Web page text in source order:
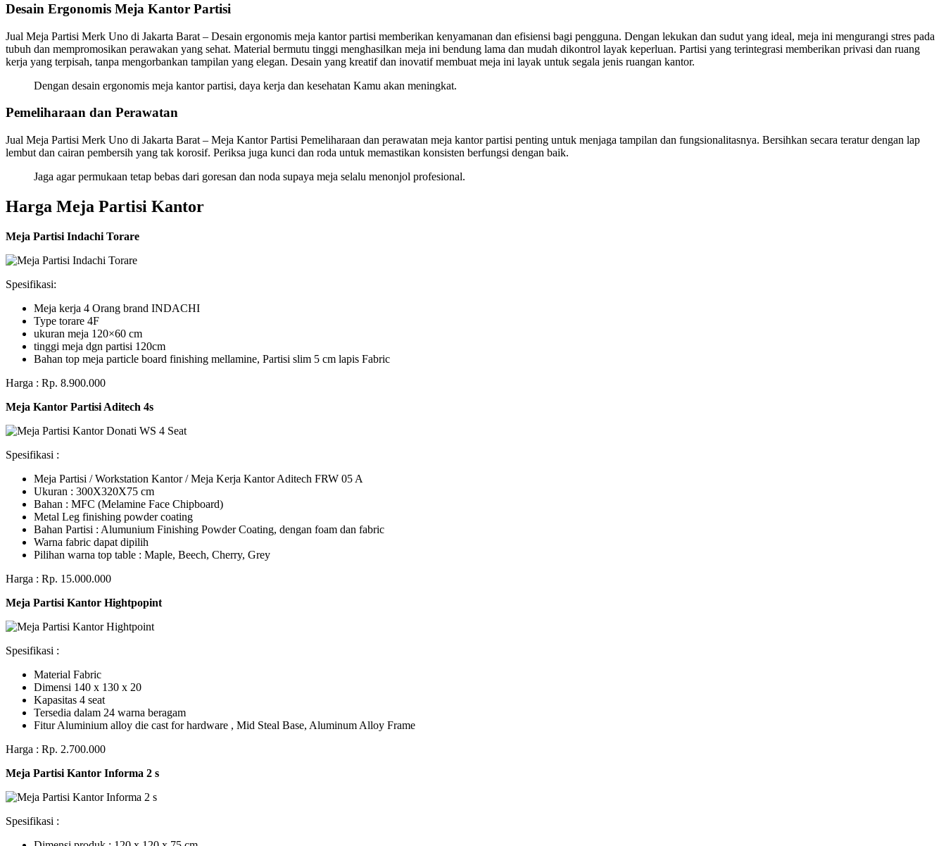
Desain Ergonomis Meja Kantor Partisi
Jual Meja Partisi Merk Uno di Jakarta Barat – Desain ergonomis meja kantor partisi memberikan kenyamanan dan efisiensi bagi pengguna. Dengan lekukan dan sudut yang ideal, meja ini mengurangi stres pada
tubuh dan mempromosikan perawakan yang sehat. Material bermutu tinggi menghasilkan meja ini bendung lama dan mudah dikontrol layak keperluan. Partisi yang terintegrasi memberikan privasi dan ruang
kerja yang terpisah, tanpa mengorbankan tampilan yang elegan. Desain yang kreatif dan inovatif membuat meja ini layak untuk segala jenis ruangan kantor.
Dengan desain ergonomis meja kantor partisi, daya kerja dan kesehatan Kamu akan meningkat.
Pemeliharaan dan Perawatan
Jual Meja Partisi Merk Uno di Jakarta Barat – Meja Kantor Partisi Pemeliharaan dan perawatan meja kantor partisi penting untuk menjaga tampilan dan fungsionalitasnya. Bersihkan secara teratur dengan lap
lembut dan cairan pembersih yang tak korosif. Periksa juga kunci dan roda untuk memastikan konsisten berfungsi dengan baik.
Jaga agar permukaan tetap bebas dari goresan dan noda supaya meja selalu menonjol profesional.
Harga Meja Partisi Kantor
Meja Partisi Indachi Torare
Spesifikasi:
Meja kerja 4 Orang brand INDACHI
Type torare 4F
ukuran meja 120×60 cm
tinggi meja dgn partisi 120cm
Bahan top meja particle board finishing mellamine, Partisi slim 5 cm lapis Fabric
Harga : Rp. 8.900.000
Meja Kantor Partisi Aditech 4s
Spesifikasi :
Meja Partisi / Workstation Kantor / Meja Kerja Kantor Aditech FRW 05 A
Ukuran : 300X320X75 cm
Bahan : MFC (Melamine Face Chipboard)
Metal Leg finishing powder coating
Bahan Partisi : Alumunium Finishing Powder Coating, dengan foam dan fabric
Warna fabric dapat dipilih
Pilihan warna top table : Maple, Beech, Cherry, Grey
Harga : Rp. 15.000.000
Meja Partisi Kantor Hightpopint
Spesifikasi :
Material Fabric
Dimensi 140 x 130 x 20
Kapasitas 4 seat
Tersedia dalam 24 warna beragam
Fitur Aluminium alloy die cast for hardware , Mid Steal Base, Aluminum Alloy Frame
Harga : Rp. 2.700.000
Meja Partisi Kantor Informa 2 s
Spesifikasi :